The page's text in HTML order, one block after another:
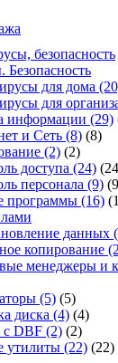
безопасность
для дома
для
информации (29)
и Сеть (8) (8)
(2) (2)
доступа (24)
персонала (9)
программы (16)
данных
копирование
менеджеры и
(5) (5)
диска (4) (4)
с DBF (2) (2)
утилиты (22) (22)